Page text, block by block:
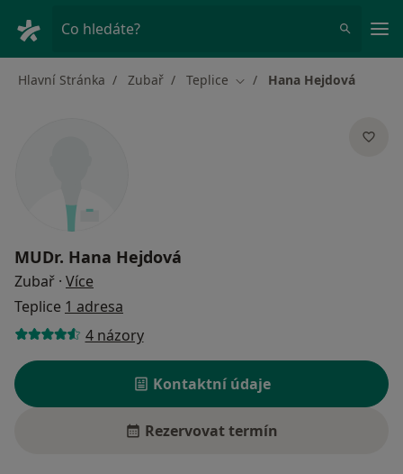
Co hledáte?
Hlavní Stránka Zubař Teplice Změna města
Hana Hejdová
MUDr. Hana Hejdová
Zubař · Více
Teplice 1 adresa
4 názory
Kontaktní údaje
Rezervovat termín